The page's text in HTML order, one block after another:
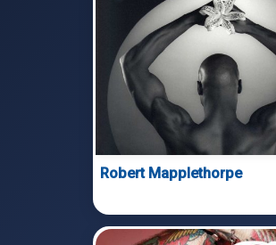
Robert Mapplethorpe